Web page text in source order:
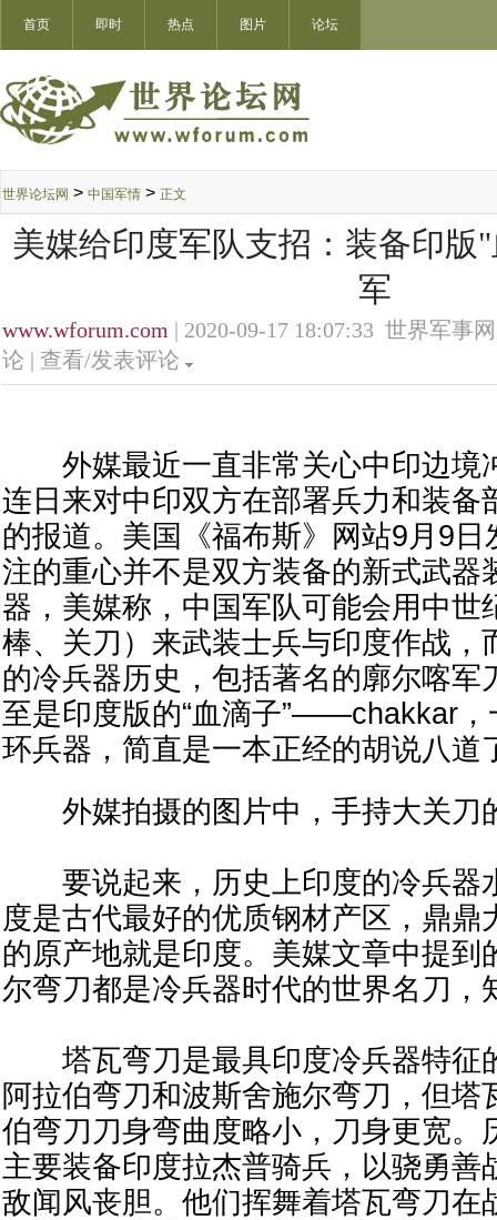
首页 即时 热点 图片 论坛
世界论坛网 > 中国军情 > 正文
美媒给印度军队支招：装备印版
军
www.wforum.com | 2020-09-17 18:07:33 世界军事
论 | 查看/发表评论
外媒最近一直非常关心中印边境
连日来对中印双方在部署兵力和装备
的报道。美国《福布斯》网站9月9日
注的重心并不是双方装备的新式武器
器，美媒称，中国军队可能会用中世
棒、关刀）来武装士兵与印度作战，
的冷兵器历史，包括著名的廓尔喀军
至是印度版的“血滴子”——chakkar，
环兵器，简直是一本正经的胡说八道
外媒拍摄的图片中，手持大关刀
要说起来，历史上印度的冷兵器
度是古代最好的优质钢材产区，鼎鼎
的原产地就是印度。美媒文章中提到
尔弯刀都是冷兵器时代的世界名刀，
塔瓦弯刀是最具印度冷兵器特征
阿拉伯弯刀和波斯舍施尔弯刀，但塔
伯弯刀刀身弯曲度略小，刀身更宽。
主要装备印度拉杰普骑兵，以骁勇善
敌闻风丧胆。他们挥舞着塔瓦弯刀在